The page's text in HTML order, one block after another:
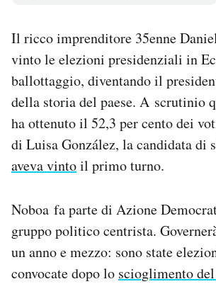
AREA PERSONALE
Area Personale
Newsletter
Notifiche mobile
Regala il Post
Hai bisogno di aiuto?
Il ricco imprenditore 35enne
vinto le elezioni presidenziali in
ballottaggio, diventando il
della storia del paese. A scrutinio
ha ottenuto il 52,3 per cento dei
di Luisa González, la candidata di
aveva vintoil primo turno.
Noboa fa parte di Azione
gruppo politico centrista.
un anno e mezzo: sono state
convocate dopo lo scioglimento